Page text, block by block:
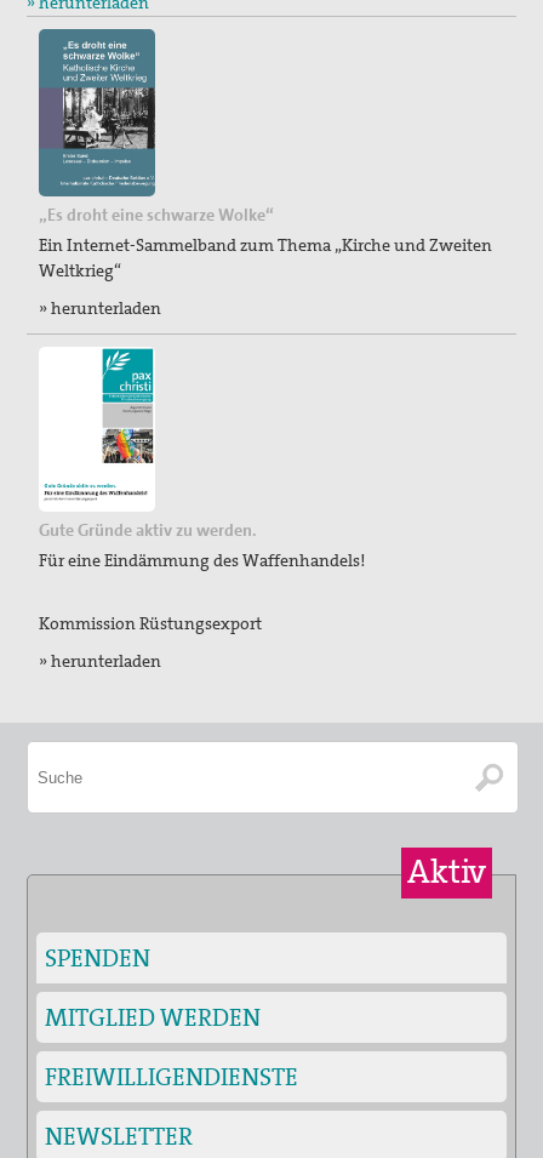
„Es droht eine schwarze Wolke“
Ein Internet-Sammelband zum Thema „Kirche und Zweiten
Weltkrieg“
» herunterladen
Gute Gründe aktiv zu werden.
Für eine Eindämmung des Waffenhandels!
Kommission Rüstungsexport
» herunterladen
Aktiv
SPENDEN
MITGLIED WERDEN
FREIWILLIGENDIENSTE
NEWSLETTER